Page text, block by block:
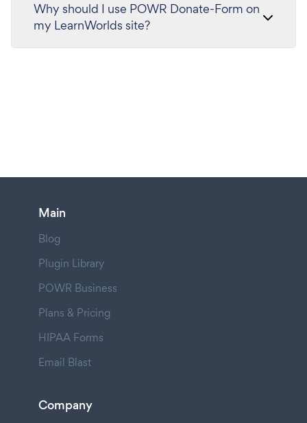
Why should I use POWR Donate-Form on
my LearnWorlds site?
Main
Blog
Plugin Library
POWR Business
Plans & Pricing
HIPAA Forms
Email Blast
Company